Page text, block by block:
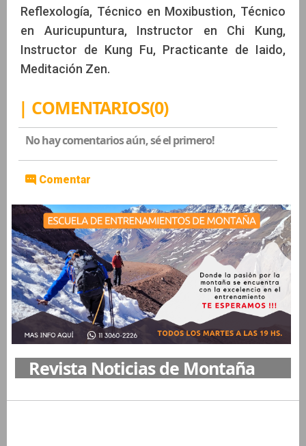
Reflexología, Técnico en Moxibustion, Técnico
en Auricupuntura, Instructor en Chi Kung,
Instructor de Kung Fu, Practicante de Iaido,
Meditación Zen.
| COMENTARIOS(0)
No hay comentarios aún, sé el primero!
Comentar
Revista Noticias de Montaña